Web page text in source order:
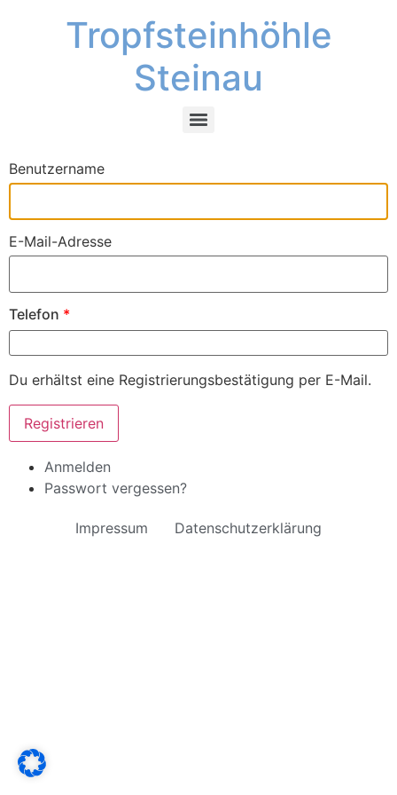
Tropfsteinhöhle
Steinau
Benutzername
E-Mail-Adresse
Telefon *
Du erhältst eine Registrierungsbestätigung per E-Mail.
Registrieren
Anmelden
Passwort vergessen?
Impressum Datenschutzerklärung